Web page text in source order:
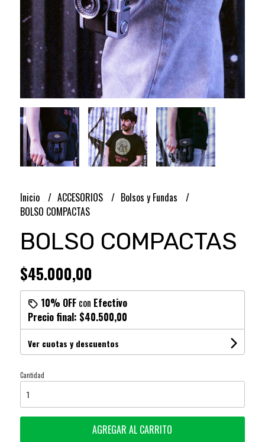
Inicio ACCESORIOS
Bolsos y Fundas
BOLSO COMPACTAS
BOLSO COMPACTAS
$45.000,00
10% OFFcon Efectivo
Precio final: $40.500,00
Ver cuotas y descuentos
Cantidad
AGREGAR AL CARRITO